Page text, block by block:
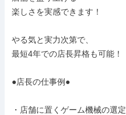
楽しさを実感できます！
やる気と実力次第で、
最短4年での店長昇格も可能！
●店長の仕事例●
・店舗に置くゲーム機械の選定